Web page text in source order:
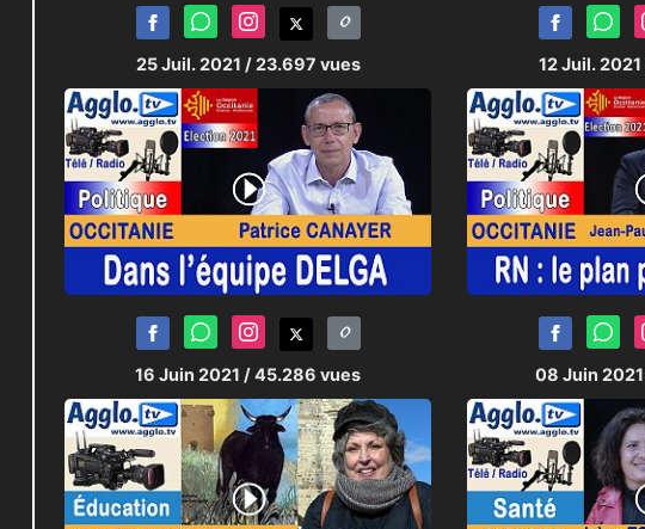
25 Juil. 2021 / 23.697 vues 12 Juil. 2021
16 Juin 2021 / 45.286 vues 08 Juin 2021